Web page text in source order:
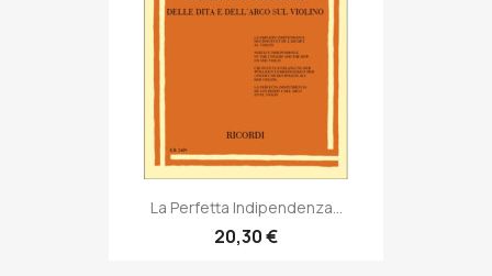
La Perfetta Indipendenza...
20,30 €